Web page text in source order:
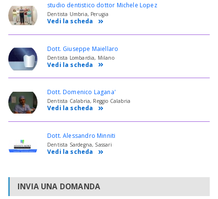
studio dentistico dottor Michele Lopez
Dentista Umbria, Perugia
Vedi la scheda
Dott. Giuseppe Maiellaro
Dentista Lombardia, Milano
Vedi la scheda
Dott. Domenico Lagana'
Dentista Calabria, Reggio Calabria
Vedi la scheda
Dott. Alessandro Minniti
Dentista Sardegna, Sassari
Vedi la scheda
INVIA UNA DOMANDA